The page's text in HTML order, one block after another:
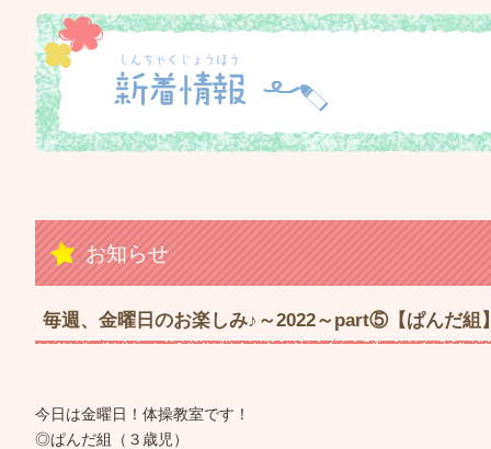
お知らせ
毎週、金曜日のお楽しみ♪～2022～part⑤【ぱんだ組
今日は金曜日！体操教室です！
◎ぱんだ組（３歳児）